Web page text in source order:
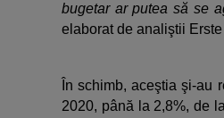
bugetar ar putea să se
elaborat de analiştii
În schimb, aceştia şi-au
2020, până la 2,8%, de